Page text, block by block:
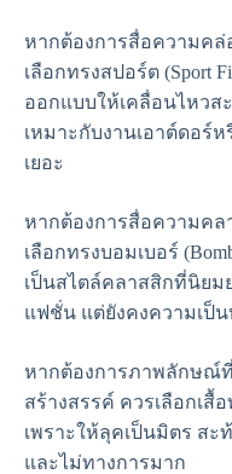
หากต้องการสื่อความคล่
เลือกทรงสปอร์ต (Sport
ออกแบบให้เคลื่อนไหวส
เหมาะกับงานเอาต์ดอร์
เยอะ
หากต้องการสื่อความคล
เลือกทรงบอมเบอร์
เป็นสไตล์คลาสสิกที่นิยม
แฟชั่น แต่ยังคงความเป็น
หากต้องการภาพลักษณ์ที่
สร้างสรรค์ ควรเลือกเสื้อ
เพราะให้ลุคเป็นมิตร ส
และไม่ทางการมาก